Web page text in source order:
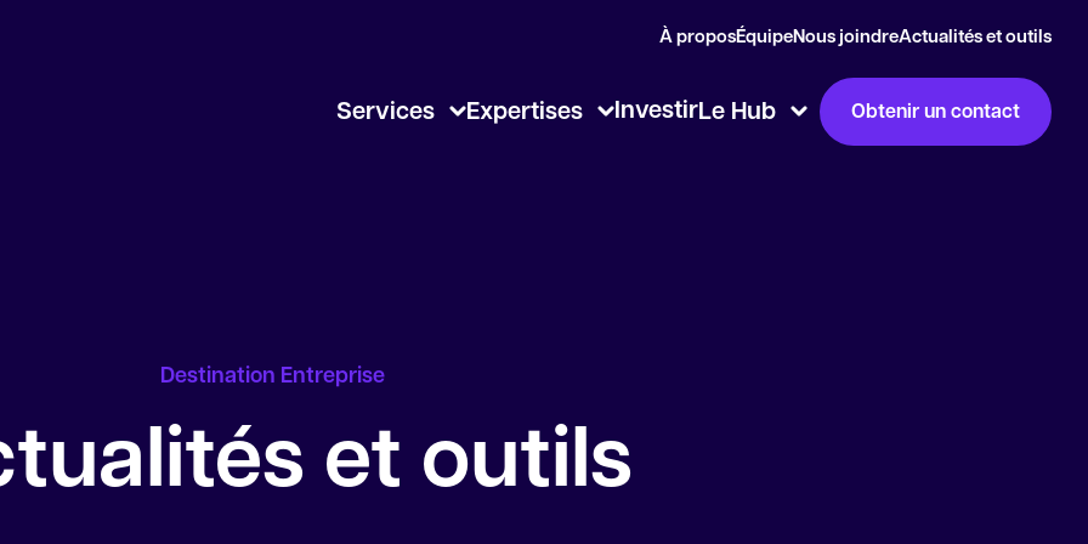
À proposÉquipeNous joindreActualités et outils
Services Expertises InvestirLe Hub Obtenir un contact
Destination Entreprise
et outils